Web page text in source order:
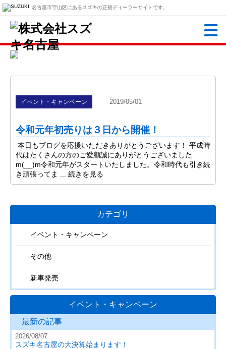
名古屋市守山区にあるスズキの正規ディーラーサイトです。
イベント・キャンペーン 2019/05/01
令和元年初売りは３日から開催！
本日もブログを応援いただきありがとうございます！ 平成時
代はたくさんの方のご愛顧誠にありがとうございました
m(__)m令和元年がスタートいたしました。令和時代も引き続
き頑張ってま ... 続きを見る
カテゴリ
イベント・キャンペーン
その他
新車発売
イベント・キャンペーン
最新の記事
2026/08/07
スズキ名古屋の大決算始まります！